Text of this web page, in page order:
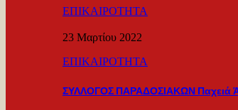
ΕΠΙΚΑΙΡΟΤΗΤΑ
23 Μαρτίου 2022
ΕΠΙΚΑΙΡΟΤΗΤΑ
ΣΥΛΛΟΓΟΣ ΠΑΡΑΔΟΣΙΑΚΩΝ Παχειά